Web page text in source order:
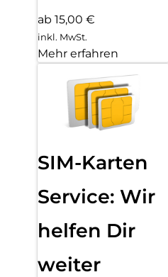
ab 15,00 €
inkl. MwSt.
Mehr erfahren
SIM-Karten
Service: Wir
helfen Dir
weiter